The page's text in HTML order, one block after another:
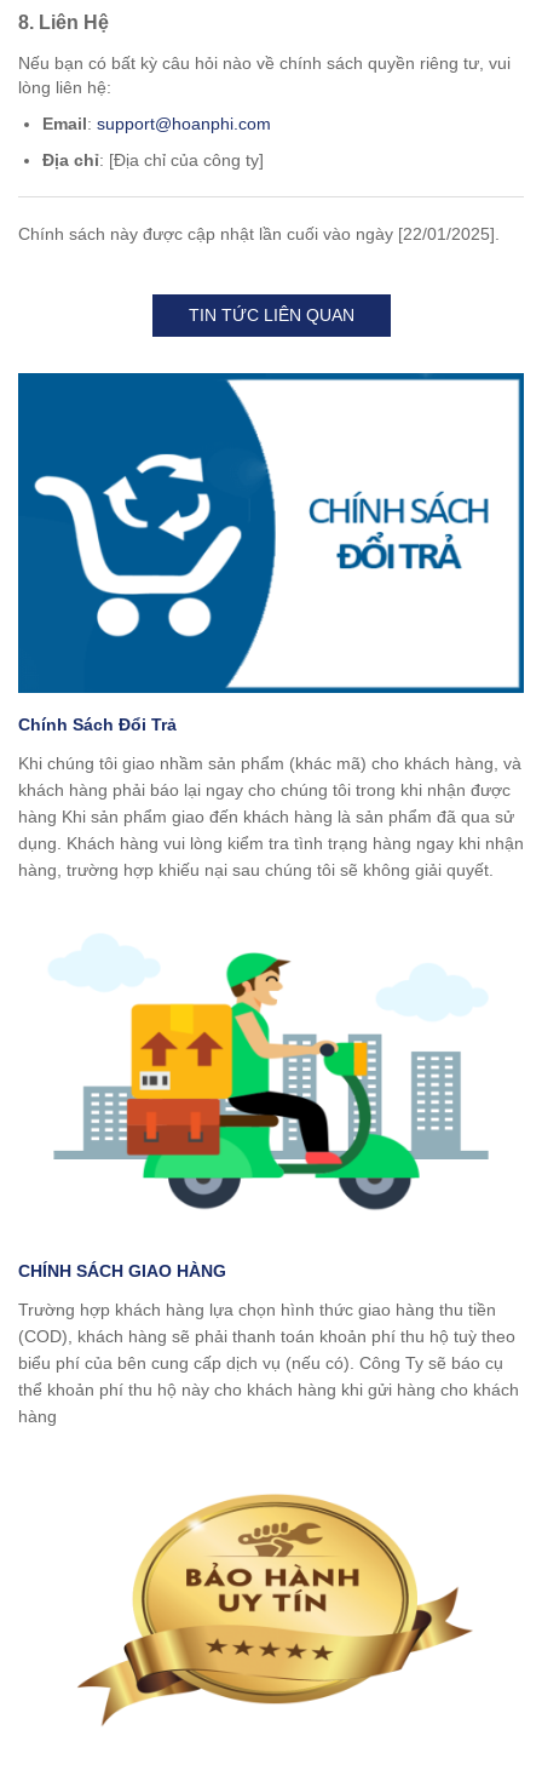
8. Liên Hệ
Nếu bạn có bất kỳ câu hỏi nào về chính sách quyền riêng tư, vui
lòng liên hệ:
Email: support@hoanphi.com
Địa chỉ: [Địa chỉ của công ty]
Chính sách này được cập nhật lần cuối vào ngày [22/01/2025].
TIN TỨC LIÊN QUAN
Chính Sách Đổi Trả
Khi chúng tôi giao nhầm sản phẩm (khác mã) cho khách hàng, và
khách hàng phải báo lại ngay cho chúng tôi trong khi nhận được
hàng Khi sản phẩm giao đến khách hàng là sản phẩm đã qua sử
dụng. Khách hàng vui lòng kiểm tra tình trạng hàng ngay khi nhận
hàng, trường hợp khiếu nại sau chúng tôi sẽ không giải quyết.
CHÍNH SÁCH GIAO HÀNG
Trường hợp khách hàng lựa chọn hình thức giao hàng thu tiền
(COD), khách hàng sẽ phải thanh toán khoản phí thu hộ tuỳ theo
biểu phí của bên cung cấp dịch vụ (nếu có). Công Ty sẽ báo cụ
thể khoản phí thu hộ này cho khách hàng khi gửi hàng cho khách
hàng